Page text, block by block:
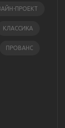
ПРОЕКТ
КЛАССИКА
ПРОВАНС